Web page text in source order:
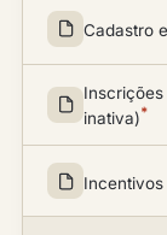
Cadastro
inativa)*